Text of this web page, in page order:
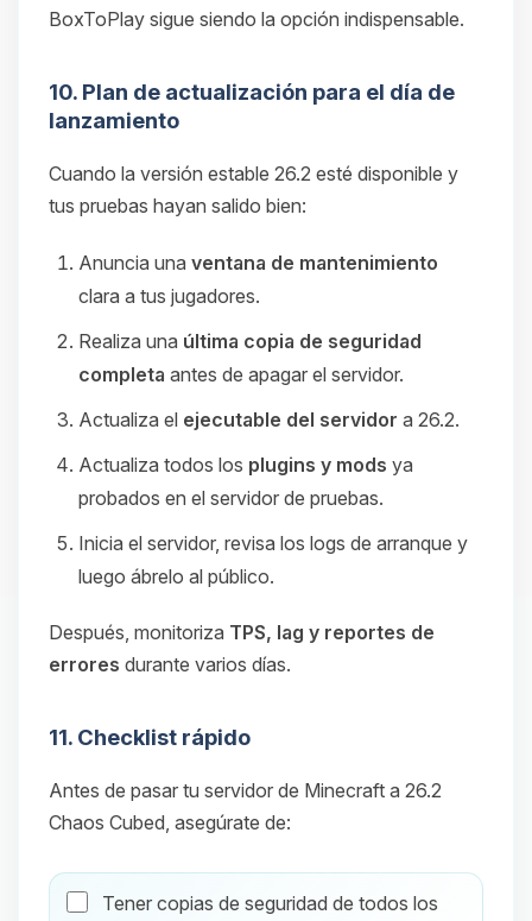
BoxToPlay sigue siendo la opción indispensable.
10. Plan de actualización para el día de
lanzamiento
Cuando la versión estable 26.2 esté disponible y
tus pruebas hayan salido bien:
Anuncia una ventana de mantenimiento
clara a tus jugadores.
Realiza una última copia de seguridad
completa antes de apagar el servidor.
Actualiza el ejecutable del servidor a 26.2.
Actualiza todos los plugins y mods ya
probados en el servidor de pruebas.
Inicia el servidor, revisa los logs de arranque y
luego ábrelo al público.
Después, monitoriza TPS, lag y reportes de
errores durante varios días.
11. Checklist rápido
Antes de pasar tu servidor de Minecraft a 26.2
Chaos Cubed, asegúrate de:
Tener copias de seguridad de todos los